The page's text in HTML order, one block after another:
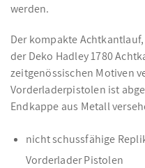
werden.
Der kompakte
der Deko Hadley 1780
zeitgenössischen Motiven
Vorderladerpistolen ist
Endkappe aus Metall
nicht schussfähige
Vorderlader Pistolen